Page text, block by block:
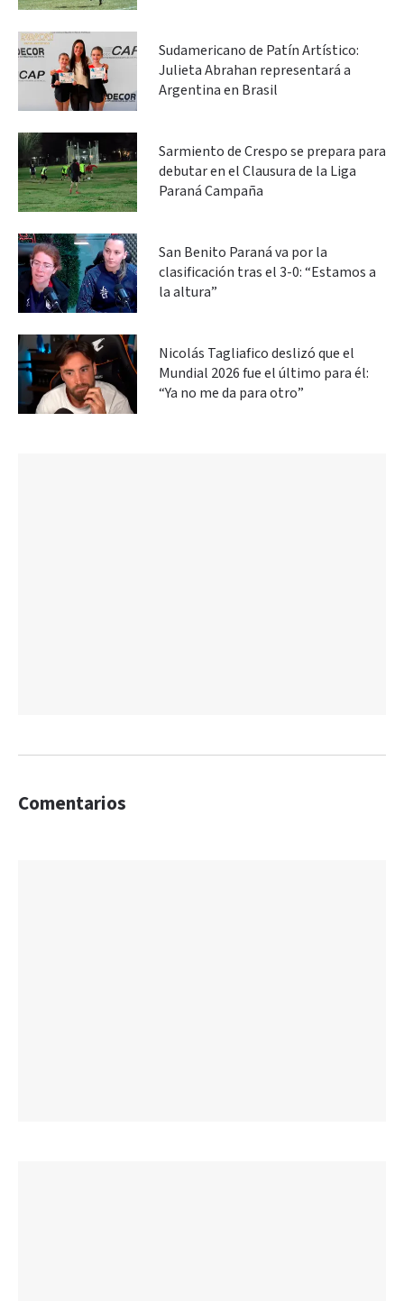
Sudamericano de Patín Artístico:
Julieta Abrahan representará a
Argentina en Brasil
Sarmiento de Crespo se prepara para
debutar en el Clausura de la Liga
Paraná Campaña
San Benito Paraná va por la
clasificación tras el 3-0: “Estamos a
la altura”
Nicolás Tagliafico deslizó que el
Mundial 2026 fue el último para él:
“Ya no me da para otro”
Comentarios